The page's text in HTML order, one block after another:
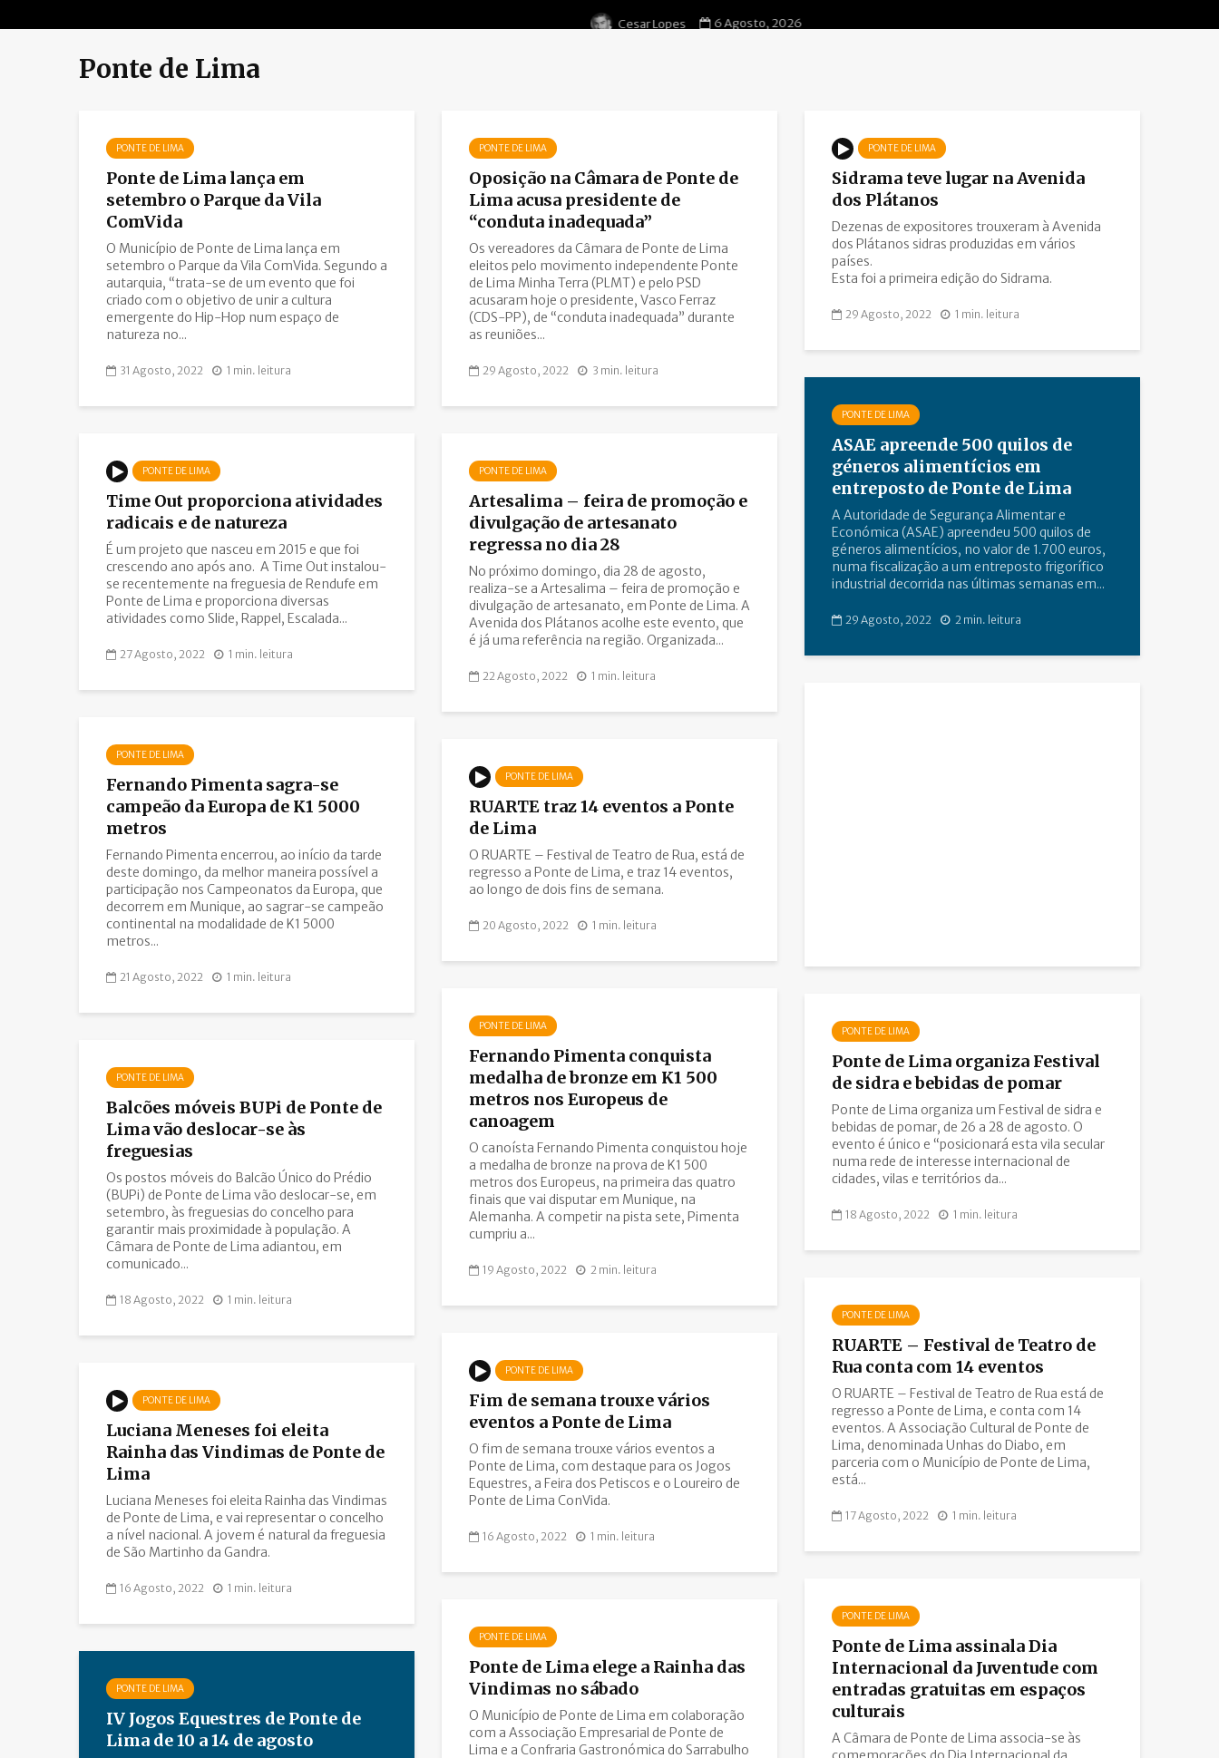
Cesar Lopes 6 Agosto, 2026
Ponte de Lima
PONTE DE LIMA
Ponte de Lima lança em
setembro o Parque da Vila
ComVida
O Município de Ponte de Lima lança em
setembro o Parque da Vila ComVida. Segundo a
autarquia, “trata-se de um evento que foi
criado com o objetivo de unir a cultura
emergente do Hip-Hop num espaço de
natureza no...
31 Agosto, 2022 1 min. leitura
PONTE DE LIMA
Oposição na Câmara de Ponte de
Lima acusa presidente de
“conduta inadequada”
Os vereadores da Câmara de Ponte de Lima
eleitos pelo movimento independente Ponte
de Lima Minha Terra (PLMT) e pelo PSD
acusaram hoje o presidente, Vasco Ferraz
(CDS-PP), de “conduta inadequada” durante
as reuniões...
29 Agosto, 2022 3 min. leitura
PONTE DE LIMA
Sidrama teve lugar na Avenida
dos Plátanos
Dezenas de expositores trouxeram à Avenida
dos Plátanos sidras produzidas em vários
países.
Esta foi a primeira edição do Sidrama.
29 Agosto, 2022 1 min. leitura
PONTE DE LIMA
ASAE apreende 500 quilos de
géneros alimentícios em
entreposto de Ponte de Lima
A Autoridade de Segurança Alimentar e
Económica (ASAE) apreendeu 500 quilos de
géneros alimentícios, no valor de 1.700 euros,
numa fiscalização a um entreposto frigorífico
industrial decorrida nas últimas semanas em...
29 Agosto, 2022 2 min. leitura
PONTE DE LIMA
Time Out proporciona atividades
radicais e de natureza
É um projeto que nasceu em 2015 e que foi
crescendo ano após ano. A Time Out instalou-
se recentemente na freguesia de Rendufe em
Ponte de Lima e proporciona diversas
atividades como Slide, Rappel, Escalada...
27 Agosto, 2022 1 min. leitura
PONTE DE LIMA
Artesalima – feira de promoção e
divulgação de artesanato
regressa no dia 28
No próximo domingo, dia 28 de agosto,
realiza-se a Artesalima – feira de promoção e
divulgação de artesanato, em Ponte de Lima. A
Avenida dos Plátanos acolhe este evento, que
é já uma referência na região. Organizada...
22 Agosto, 2022 1 min. leitura
PONTE DE LIMA
Fernando Pimenta sagra-se
campeão da Europa de K1 5000
metros
Fernando Pimenta encerrou, ao início da tarde
deste domingo, da melhor maneira possível a
participação nos Campeonatos da Europa, que
decorrem em Munique, ao sagrar-se campeão
continental na modalidade de K1 5000
metros...
21 Agosto, 2022 1 min. leitura
PONTE DE LIMA
RUARTE traz 14 eventos a Ponte
de Lima
O RUARTE – Festival de Teatro de Rua, está de
regresso a Ponte de Lima, e traz 14 eventos,
ao longo de dois fins de semana.
20 Agosto, 2022 1 min. leitura
PONTE DE LIMA
Fernando Pimenta conquista
medalha de bronze em K1 500
metros nos Europeus de
canoagem
O canoísta Fernando Pimenta conquistou hoje
a medalha de bronze na prova de K1 500
metros dos Europeus, na primeira das quatro
finais que vai disputar em Munique, na
Alemanha. A competir na pista sete, Pimenta
cumpriu a...
19 Agosto, 2022 2 min. leitura
PONTE DE LIMA
Ponte de Lima organiza Festival
de sidra e bebidas de pomar
Ponte de Lima organiza um Festival de sidra e
bebidas de pomar, de 26 a 28 de agosto. O
evento é único e “posicionará esta vila secular
numa rede de interesse internacional de
cidades, vilas e territórios da...
18 Agosto, 2022 1 min. leitura
PONTE DE LIMA
Balcões móveis BUPi de Ponte de
Lima vão deslocar-se às
freguesias
Os postos móveis do Balcão Único do Prédio
(BUPi) de Ponte de Lima vão deslocar-se, em
setembro, às freguesias do concelho para
garantir mais proximidade à população. A
Câmara de Ponte de Lima adiantou, em
comunicado...
18 Agosto, 2022 1 min. leitura
PONTE DE LIMA
RUARTE – Festival de Teatro de
Rua conta com 14 eventos
O RUARTE – Festival de Teatro de Rua está de
regresso a Ponte de Lima, e conta com 14
eventos. A Associação Cultural de Ponte de
Lima, denominada Unhas do Diabo, em
parceria com o Município de Ponte de Lima,
está...
17 Agosto, 2022 1 min. leitura
PONTE DE LIMA
Fim de semana trouxe vários
eventos a Ponte de Lima
O fim de semana trouxe vários eventos a
Ponte de Lima, com destaque para os Jogos
Equestres, a Feira dos Petiscos e o Loureiro de
Ponte de Lima ConVida.
16 Agosto, 2022 1 min. leitura
PONTE DE LIMA
Luciana Meneses foi eleita
Rainha das Vindimas de Ponte de
Lima
Luciana Meneses foi eleita Rainha das Vindimas
de Ponte de Lima, e vai representar o concelho
a nível nacional. A jovem é natural da freguesia
de São Martinho da Gandra.
16 Agosto, 2022 1 min. leitura
PONTE DE LIMA
Ponte de Lima assinala Dia
Internacional da Juventude com
entradas gratuitas em espaços
culturais
A Câmara de Ponte de Lima associa-se às
PONTE DE LIMA
Ponte de Lima elege a Rainha das
Vindimas no sábado
O Município de Ponte de Lima em colaboração
com a Associação Empresarial de Ponte de
Lima e a Confraria Gastronómica do Sarrabulho
PONTE DE LIMA
IV Jogos Equestres de Ponte de
Lima de 10 a 14 de agosto